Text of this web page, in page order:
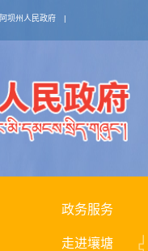
阿坝州人民政府 |
政务服务
走进壤塘